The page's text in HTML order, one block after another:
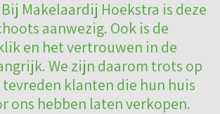
Makelaardij Hoekstra is deze
aanwezig. Ook is de
en het vertrouwen in de
We zijn daarom trots op
klanten die hun huis
ons hebben laten verkopen.